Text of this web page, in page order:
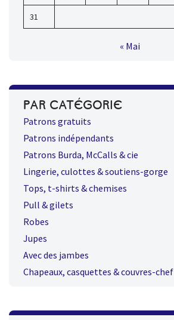
31
« Mai
PAR CATÉGORIE
Patrons gratuits
Patrons indépendants
Patrons Burda, McCalls & cie
Lingerie, culottes & soutiens-gorge
Tops, t-shirts & chemises
Pull & gilets
Robes
Jupes
Avec des jambes
Chapeaux, casquettes & couvres-chef